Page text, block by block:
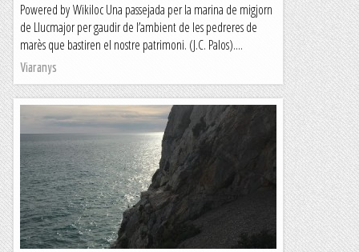
Powered by Wikiloc Una passejada per la marina de migjorn
de Llucmajor per gaudir de l’ambient de les pedreres de
marès que bastiren el nostre patrimoni. (J.C. Palos)....
Viaranys